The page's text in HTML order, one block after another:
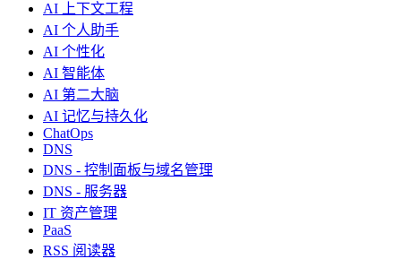
AI 上下文工程
AI 个人助手
AI 个性化
AI 智能体
AI 第二大脑
AI 记忆与持久化
ChatOps
DNS
DNS - 控制面板与域名管理
DNS - 服务器
IT 资产管理
PaaS
RSS 阅读器